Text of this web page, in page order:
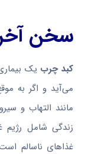
سخن
کبد چرب یک
می‌آید و اگر به
مانند التهاب و
زندگی شامل رژیم
غذاهای ناسالم